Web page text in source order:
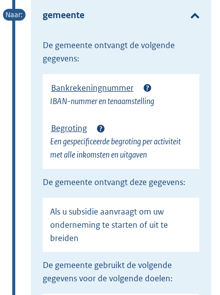
gemeente
de gemeente ontvangt de volgende
gegevens:
Bankrekeningnummer
IBAN-nummer en tenaamstelling
Begroting
Een gespecificeerde begroting per activiteit
met alle inkomsten en uitgaven
de gemeente ontvangt deze gegevens:
Als u subsidie aanvraagt om uw
onderneming te starten of uit te
breiden
de gemeente gebruikt de volgende
gegevens voor de volgende doelen: